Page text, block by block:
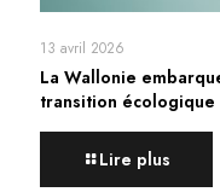
13 avril 2026
La Wallonie
transition écologique
Lire plus